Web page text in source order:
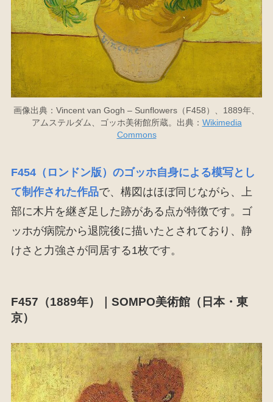
画像出典：Vincent van Gogh – Sunflowers（F458）、1889年、
アムステルダム、ゴッホ美術館所蔵。出典： Wikimedia
Commons
F454（ロンドン版）のゴッホ自身による模写とし
て制作された作品で、構図はほぼ同じながら、上
部に木片を継ぎ足した跡がある点が特徴です。ゴ
ッホが病院から退院後に描いたとされており、静
けさと力強さが同居する1枚です。
F457（1889年）｜SOMPO美術館（日本・東
京）